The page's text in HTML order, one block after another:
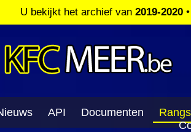
U bekijkt het archief van 2019-2020
API Documenten